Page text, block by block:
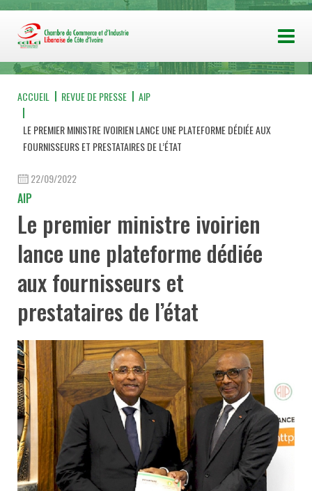
ACCUEIL REVUE DE PRESSE AIP
LE PREMIER MINISTRE IVOIRIEN LANCE UNE PLATEFORME DÉDIÉE AUX
FOURNISSEURS ET PRESTATAIRES DE L’ÉTAT
22/09/2022
AIP
Le premier ministre ivoirien
lance une plateforme dédiée
aux fournisseurs et
prestataires de l’état